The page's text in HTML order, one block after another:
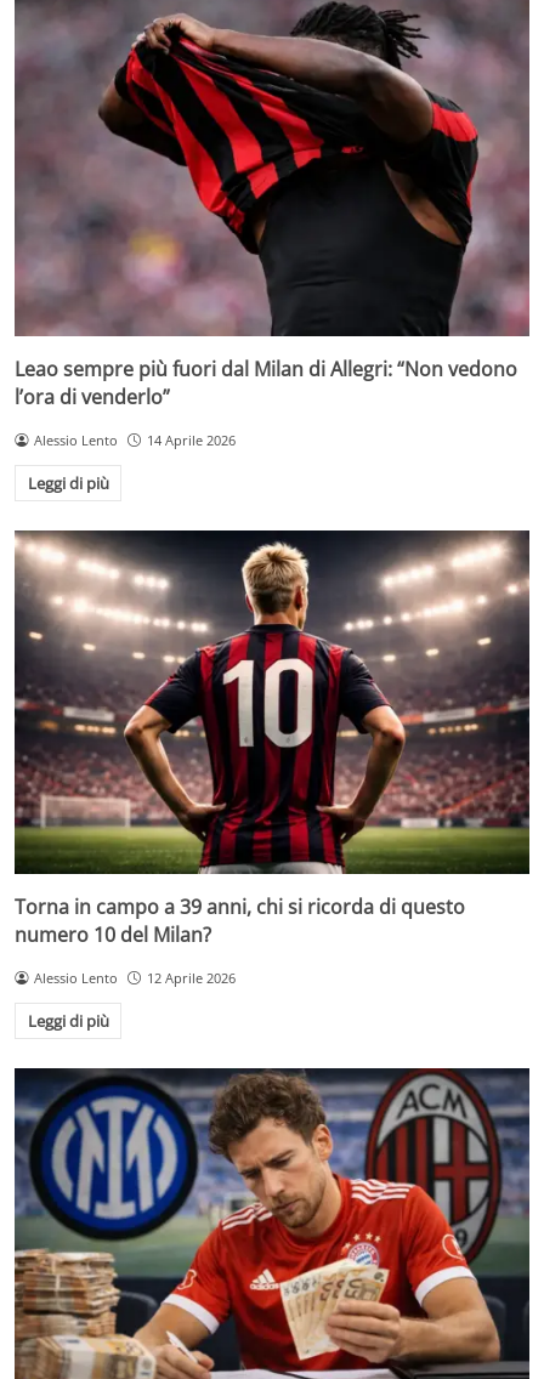
Leao sempre più fuori dal Milan di Allegri: “Non vedono
l’ora di venderlo”
Alessio Lento 14 Aprile 2026
Leggi di più
Torna in campo a 39 anni, chi si ricorda di questo
numero 10 del Milan?
Alessio Lento 12 Aprile 2026
Leggi di più